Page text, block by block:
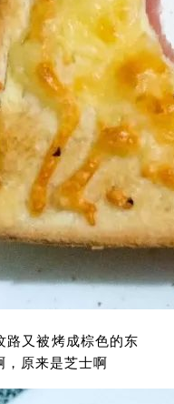
路又被烤成棕色的东
，原来是芝士啊